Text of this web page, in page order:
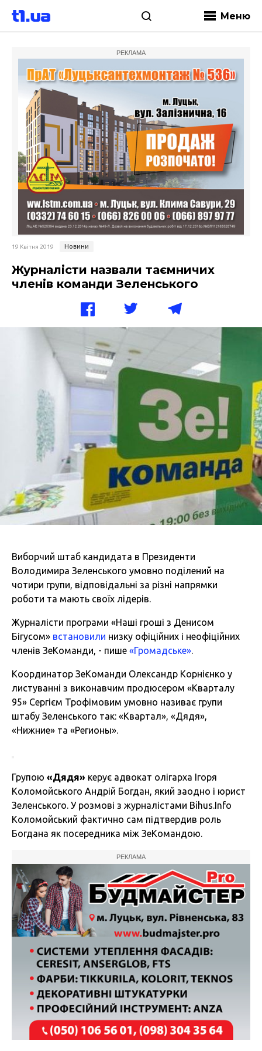
Меню
РЕКЛАМА
19 Квітня 2019 Новини
Журналісти назвали таємничих
членів команди Зеленського
Виборчий штаб кандидата в Президенти
Володимира Зеленського умовно поділений на
чотири групи, відповідальні за різні напрямки
роботи та мають своїх лідерів.
Журналісти програми «Наші гроші з Денисом
Бігусом» встановили низку офіційних і неофіційних
членів ЗеКоманди, - пише «Громадське».
Координатор ЗеКоманди Олександр Корнієнко у
листуванні з виконавчим продюсером «Кварталу
95» Сергієм Трофімовим умовно називає групи
штабу Зеленського так: «Квартал», «Дядя»,
«Нижние» та «Регионы».
Групою «Дядя» керує адвокат олігарха Ігоря
Коломойського Андрій Богдан, який заодно і юрист
Зеленського. У розмові з журналістами Bihus.Info
Коломойський фактично сам підтвердив роль
Богдана як посередника між ЗеКомандою.
РЕКЛАМА